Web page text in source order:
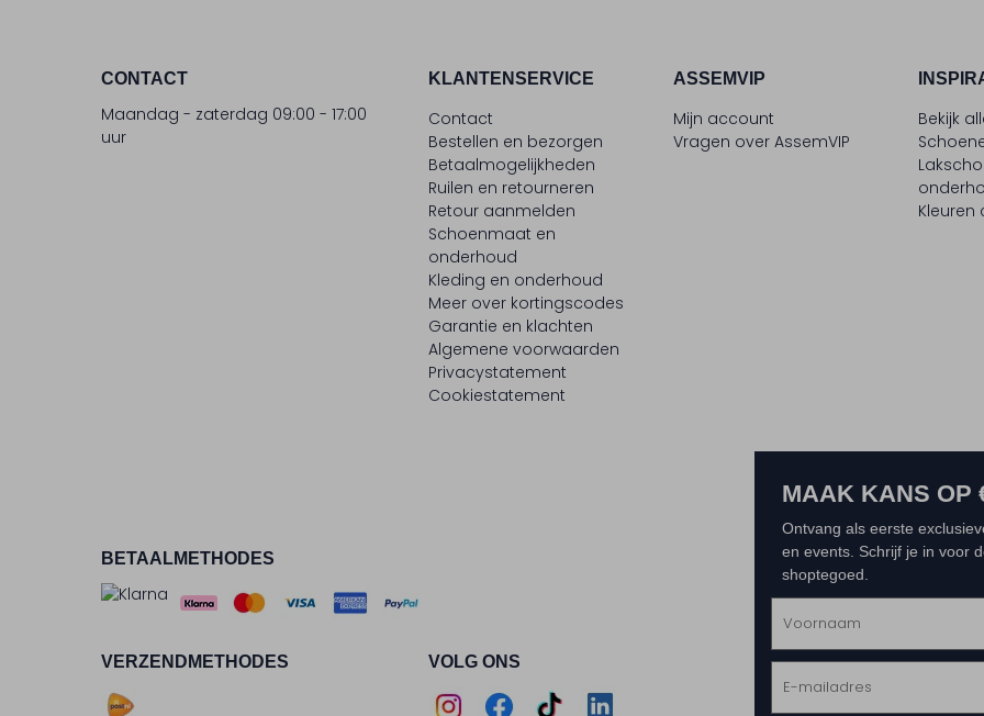
CONTACT
Maandag - zaterdag 09:00 - 17:00
uur
KLANTENSERVICE
Contact
Bestellen en bezorgen
Betaalmogelijkheden
Ruilen en retourneren
Retour aanmelden
Schoenmaat en
onderhoud
Kleding en onderhoud
Meer over kortingscodes
Garantie en klachten
Algemene voorwaarden
Privacystatement
Cookiestatement
ASSEMVIP
Mijn account
Vragen over AssemVIP
Bekijk
BETAALMETHODES
VERZENDMETHODES VOLG ONS
MAAK KANS OP
Ontvang als eerste
en events. Schrijf je in voor
shoptegoed.